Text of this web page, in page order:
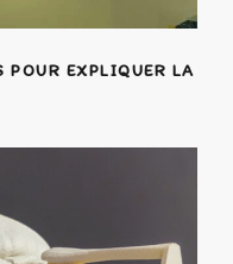
POUR EXPLIQUER LA